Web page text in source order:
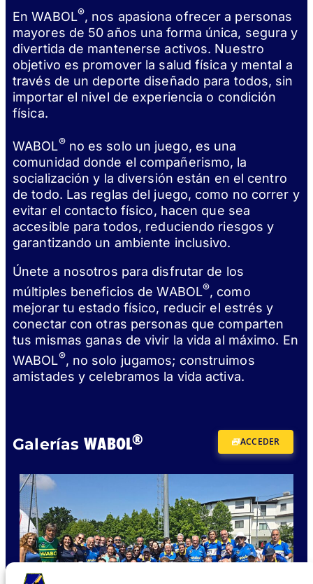
En WABOL®, nos apasiona ofrecer a personas
mayores de 50 años una forma única, segura y
divertida de mantenerse activos. Nuestro
objetivo es promover la salud física y mental a
través de un deporte diseñado para todos, sin
importar el nivel de experiencia o condición
física.
WABOL®no es solo un juego, es una
comunidad donde el compañerismo, la
socialización y la diversión están en el centro
de todo. Las reglas del juego, como no correr y
evitar el contacto físico, hacen que sea
accesible para todos, reduciendo riesgos y
garantizando un ambiente inclusivo.
Únete a nosotros para disfrutar de los
múltiples beneficios de WABOL®, como
mejorar tu estado físico, reducir el estrés y
conectar con otras personas que comparten
tus mismas ganas de vivir la vida al máximo. En
WABOL®, no solo jugamos; construimos
amistades y celebramos la vida activa.
GaleríasWABOL® ACCEDER